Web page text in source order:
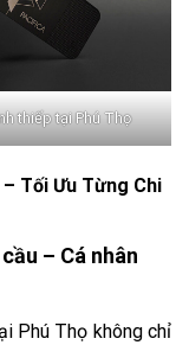
thiếp tại Phú Thọ
Tối Ưu Từng Chi
– Cá nhân
Phú Thọ không chỉ